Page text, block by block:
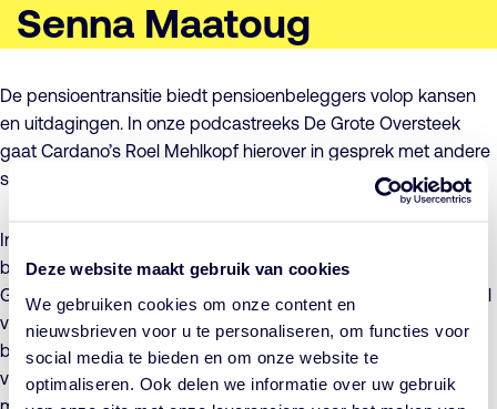
Deze website maakt gebruik van cookies
We gebruiken cookies om onze content en
nieuwsbrieven voor u te personaliseren, om functies voor
social media te bieden en om onze website te
optimaliseren. Ook delen we informatie over uw gebruik
Senna Maatoug
De pensioentransitie biedt pensioenbeleggers volop kansen
en uitdagingen. In onze podcastreeks De Grote Oversteek
gaat Cardano’s Roel Mehlkopf hierover in gesprek met andere
specialisten.
In de derde aflevering van seizoen 2 van onze podcastserie
bespreken Roel Mehlkopf en Tweede Kamerlid voor
GroenLinks
Senna Maatoug
de nieuwe pensioenwet en de rol
van de politiek. In haar ogen ontbreekt in het ontwerp
bijvoorbeeld nog de pensioenverplichting voor zzp’ers. Ook
vindt Maatoug dat de politiek de uitvoerbaarheid grondig